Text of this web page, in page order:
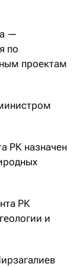
—
по
проектам
РК назначен
РК
и